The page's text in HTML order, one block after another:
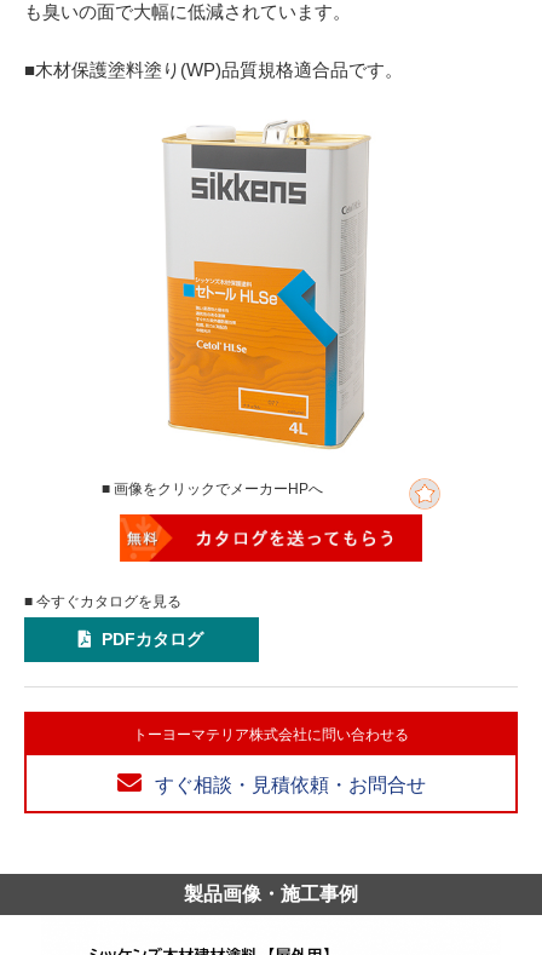
も臭いの面で大幅に低減されています。
■木材保護塗料塗り(WP)品質規格適合品です。
■ 画像をクリックでメーカーHPへ
■ 今すぐカタログを見る
PDFカタログ
トーヨーマテリア株式会社に問い合わせる
すぐ相談・見積依頼・お問合せ
製品画像・施工事例